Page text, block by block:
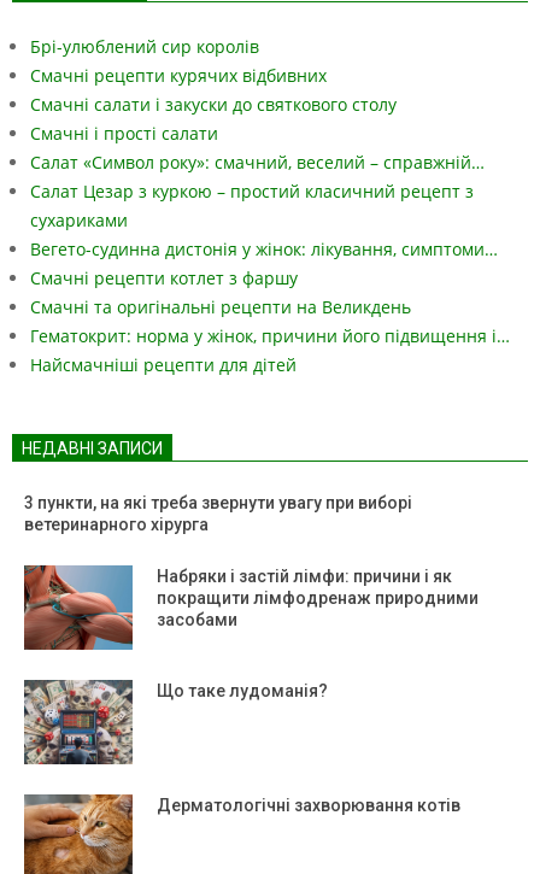
Брі-улюблений сир королів
Смачні рецепти курячих відбивних
Смачні салати і закуски до святкового столу
Смачні і прості салати
Салат «Символ року»: смачний, веселий – справжній…
Салат Цезар з куркою – простий класичний рецепт з
сухариками
Вегето-судинна дистонія у жінок: лікування, симптоми…
Смачні рецепти котлет з фаршу
Смачні та оригінальні рецепти на Великдень
Гематокрит: норма у жінок, причини його підвищення і…
Найсмачніші рецепти для дітей
НЕДАВНІ ЗАПИСИ
3 пункти, на які треба звернути увагу при виборі
ветеринарного хірурга
Набряки і застій лімфи: причини і як
покращити лімфодренаж природними
засобами
Що таке лудоманія?
Дерматологічні захворювання котів